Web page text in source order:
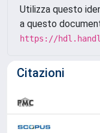
Utilizza questo
a questo
https://
Citazioni